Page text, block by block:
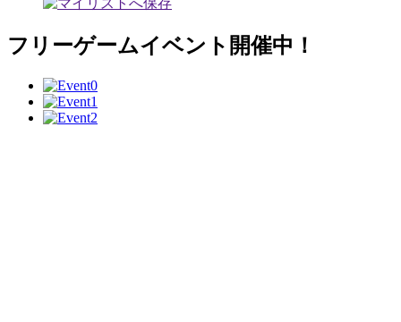
フリーゲームイベント開催中！